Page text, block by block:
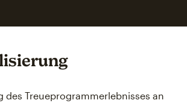
des Treueprogrammerlebnisses an